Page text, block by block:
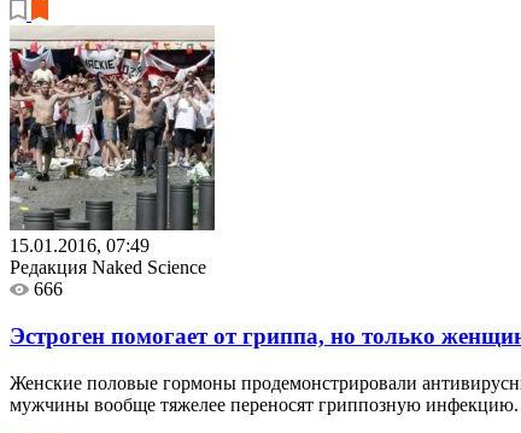
15.01.2016, 07:49
Редакция Naked Science
666
Эстроген помогает от гриппа, но только
Женские половые гормоны продемонстрировали
мужчины вообще тяжелее переносят гриппозную инфекцию.